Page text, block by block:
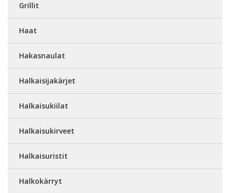
Grillit
Haat
Hakasnaulat
Halkaisijakärjet
Halkaisukiilat
Halkaisukirveet
Halkaisuristit
Halkokärryt